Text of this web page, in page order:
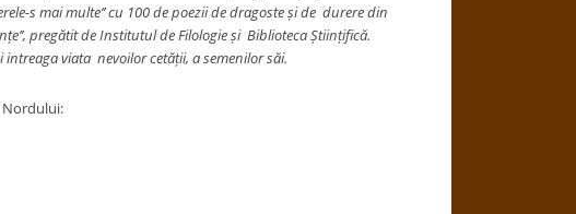
s mai multe’’ cu 100 de poezii de dragoste și de durere din
pregătit de Institutul de Filologie și Biblioteca Științifică.
intreaga viata nevoilor cetății, a semenilor săi.
Nordului: